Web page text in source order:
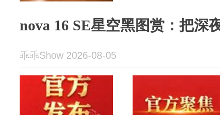
nova 16 SE星空黑图赏：把深
乖乖Show 2026-08-05